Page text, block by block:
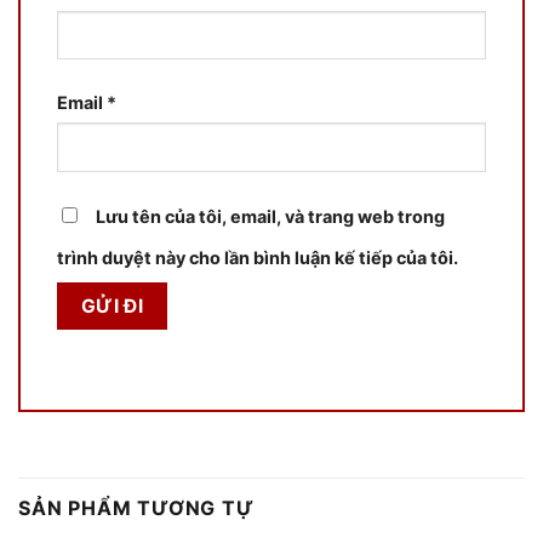
Email *
Lưu tên của tôi, email, và trang web trong
trình duyệt này cho lần bình luận kế tiếp của tôi.
SẢN PHẨM TƯƠNG TỰ